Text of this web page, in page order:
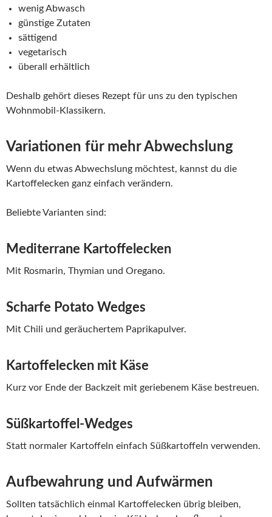
wenig Abwasch
günstige Zutaten
sättigend
vegetarisch
überall erhältlich
Deshalb gehört dieses Rezept für uns zu den typischen
Wohnmobil-Klassikern.
Variationen für mehr Abwechslung
Wenn du etwas Abwechslung möchtest, kannst du die
Kartoffelecken ganz einfach verändern.
Beliebte Varianten sind:
Mediterrane Kartoffelecken
Mit Rosmarin, Thymian und Oregano.
Scharfe Potato Wedges
Mit Chili und geräuchertem Paprikapulver.
Kartoffelecken mit Käse
Kurz vor Ende der Backzeit mit geriebenem Käse bestreuen.
Süßkartoffel-Wedges
Statt normaler Kartoffeln einfach Süßkartoffeln verwenden.
Aufbewahrung und Aufwärmen
Sollten tatsächlich einmal Kartoffelecken übrig bleiben,